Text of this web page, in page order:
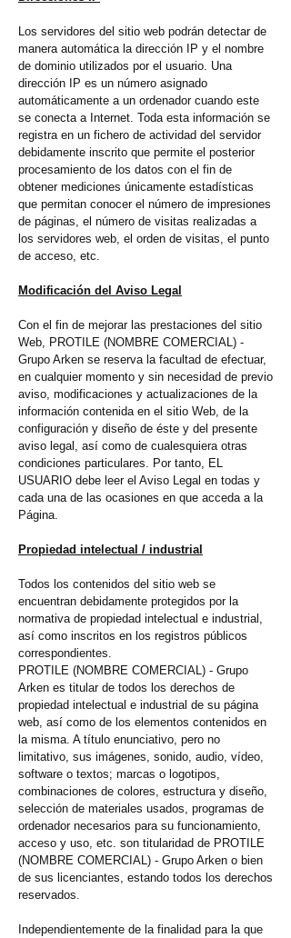
Los servidores del sitio web podrán detectar de
manera automática la dirección IP y el nombre
de dominio utilizados por el usuario. Una
dirección IP es un número asignado
automáticamente a un ordenador cuando este
se conecta a Internet. Toda esta información se
registra en un fichero de actividad del servidor
debidamente inscrito que permite el posterior
procesamiento de los datos con el fin de
obtener mediciones únicamente estadísticas
que permitan conocer el número de impresiones
de páginas, el número de visitas realizadas a
los servidores web, el orden de visitas, el punto
de acceso, etc.
Modificación del Aviso Legal
Con el fin de mejorar las prestaciones del sitio
Web, PROTILE (NOMBRE COMERCIAL) -
Grupo Arken se reserva la facultad de efectuar,
en cualquier momento y sin necesidad de previo
aviso, modificaciones y actualizaciones de la
información contenida en el sitio Web, de la
configuración y diseño de éste y del presente
aviso legal, así como de cualesquiera otras
condiciones particulares. Por tanto, EL
USUARIO debe leer el Aviso Legal en todas y
cada una de las ocasiones en que acceda a la
Página.
Propiedad intelectual / industrial
Todos los contenidos del sitio web se
encuentran debidamente protegidos por la
normativa de propiedad intelectual e industrial,
así como inscritos en los registros públicos
correspondientes.
PROTILE (NOMBRE COMERCIAL) - Grupo
Arken es titular de todos los derechos de
propiedad intelectual e industrial de su página
web, así como de los elementos contenidos en
la misma. A título enunciativo, pero no
limitativo, sus imágenes, sonido, audio, vídeo,
software o textos; marcas o logotipos,
combinaciones de colores, estructura y diseño,
selección de materiales usados, programas de
ordenador necesarios para su funcionamiento,
acceso y uso, etc. son titularidad de PROTILE
(NOMBRE COMERCIAL) - Grupo Arken o bien
de sus licenciantes, estando todos los derechos
reservados.
Independientemente de la finalidad para la que